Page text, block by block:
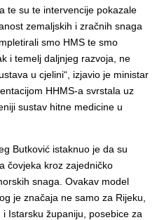
te su te intervencije pokazale
zemaljskih i zračnih snaga
smo HMS te smo
i temelj daljnjeg razvoja, ne
u cjelini“, izjavio je ministar
HHMS-a svrstala uz
sustav hitne medicine u
Butković istaknuo je da su
čovjeka kroz zajedničko
snaga. Ovakav model
je značaja ne samo za Rijeku,
Istarsku županiju, posebice za